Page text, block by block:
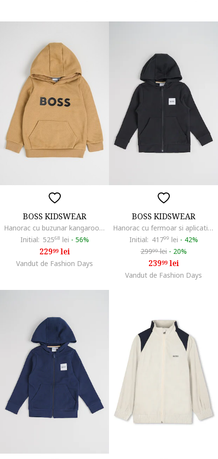
BOSS KIDSWEAR
Hanorac cu buzunar kangaroo, Maro camel
Initial: 52568 lei - 56%
22999lei
Vandut de Fashion Days
BOSS KIDSWEAR
Hanorac cu fermoar si aplicatie logo, Negru
Initial: 41799 lei - 42%
29999lei - 20%
23999lei
Vandut de Fashion Days